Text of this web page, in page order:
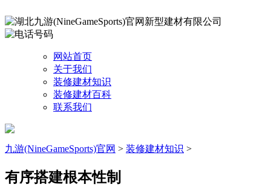
网站首页
关于我们
装修建材知识
装修建材百科
联系我们
九游(NineGameSports)官网 > 装修建材知识 >
有序搭建根本性制